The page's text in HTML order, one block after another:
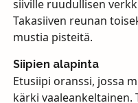
siiville ruudullisen
Takasiiven reunan
mustia pisteitä.
Siipien alapinta
Etusiipi oranssi, jossa
kärki vaaleankeltainen.